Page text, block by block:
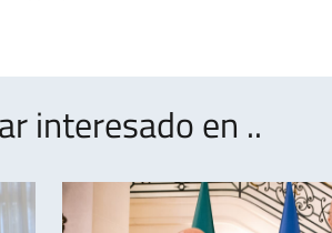
interesado en ..